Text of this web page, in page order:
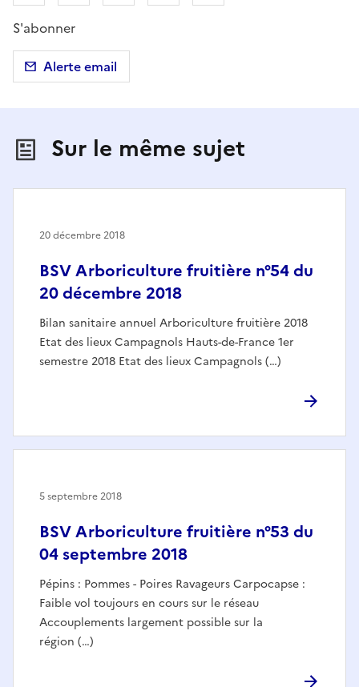
S'abonner
Alerte email
Sur le même sujet
BSV Arboriculture fruitière n°54 du
20 décembre 2018
Bilan sanitaire annuel Arboriculture fruitière 2018
Etat des lieux Campagnols Hauts-de-France 1er
semestre 2018 Etat des lieux Campagnols (…)
20 décembre 2018
BSV Arboriculture fruitière n°53 du
04 septembre 2018
Pépins : Pommes - Poires Ravageurs Carpocapse :
Faible vol toujours en cours sur le réseau
Accouplements largement possible sur la
région (…)
5 septembre 2018